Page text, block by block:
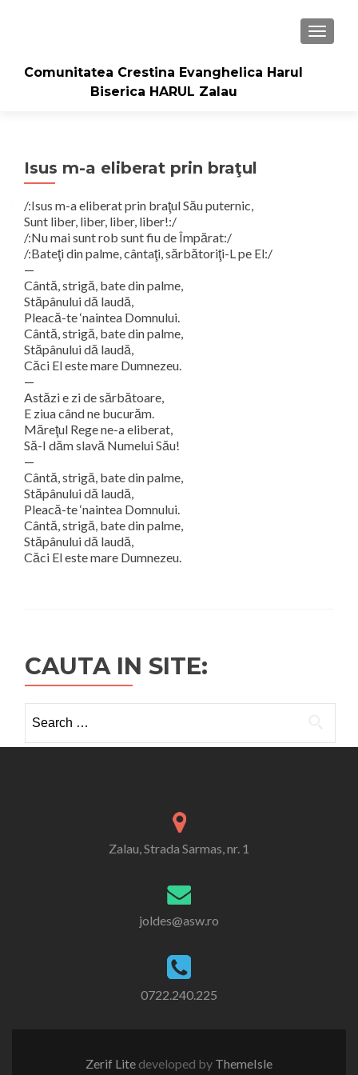
Comunitatea Crestina Evanghelica Harul
Biserica HARUL Zalau
Isus m-a eliberat prin braţul
/:Isus m-a eliberat prin braţul Său puternic,
Sunt liber, liber, liber, liber!:/
/:Nu mai sunt rob sunt fiu de Împărat:/
/:Bateţi din palme, cântaţi, sărbătoriţi-L pe El:/
—
Cântă, strigă, bate din palme,
Stăpânului dă laudă,
Pleacă-te ‘naintea Domnului.
Cântă, strigă, bate din palme,
Stăpânului dă laudă,
Căci El este mare Dumnezeu.
—
Astăzi e zi de sărbătoare,
E ziua când ne bucurăm.
Măreţul Rege ne-a eliberat,
Să-I dăm slavă Numelui Său!
—
Cântă, strigă, bate din palme,
Stăpânului dă laudă,
Pleacă-te ‘naintea Domnului.
Cântă, strigă, bate din palme,
Stăpânului dă laudă,
Căci El este mare Dumnezeu.
CAUTA IN SITE:
for:
Zalau, Strada Sarmas, nr. 1
joldes@asw.ro
0722.240.225
Zerif Lite developed by ThemeIsle